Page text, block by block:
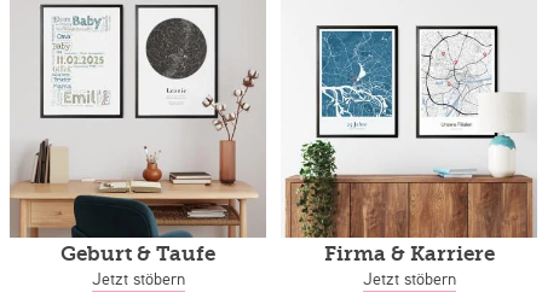
Geburt & Taufe
Jetzt stöbern
Firma & Karriere
Jetzt stöbern